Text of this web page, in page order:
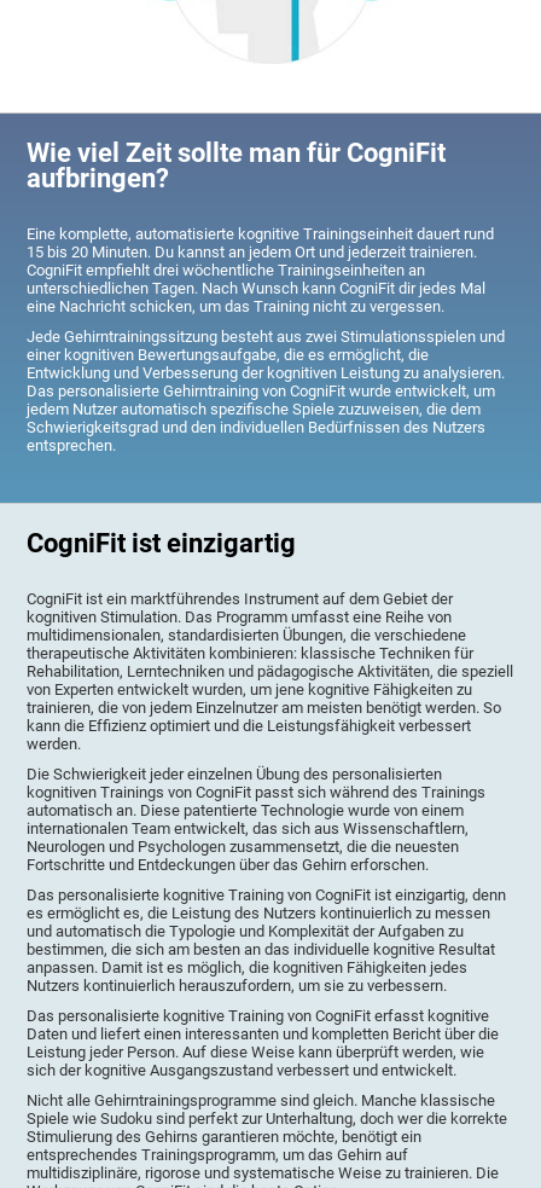
Wie viel Zeit sollte man für CogniFit
aufbringen?
Eine komplette, automatisierte kognitive Trainingseinheit dauert rund
15 bis 20 Minuten. Du kannst an jedem Ort und jederzeit trainieren.
CogniFit empfiehlt drei wöchentliche Trainingseinheiten an
unterschiedlichen Tagen. Nach Wunsch kann CogniFit dir jedes Mal
eine Nachricht schicken, um das Training nicht zu vergessen.
Jede Gehirntrainingssitzung besteht aus zwei Stimulationsspielen und
einer kognitiven Bewertungsaufgabe, die es ermöglicht, die
Entwicklung und Verbesserung der kognitiven Leistung zu analysieren.
Das personalisierte Gehirntraining von CogniFit wurde entwickelt, um
jedem Nutzer automatisch spezifische Spiele zuzuweisen, die dem
Schwierigkeitsgrad und den individuellen Bedürfnissen des Nutzers
entsprechen.
CogniFit ist einzigartig
CogniFit ist ein marktführendes Instrument auf dem Gebiet der
kognitiven Stimulation. Das Programm umfasst eine Reihe von
multidimensionalen, standardisierten Übungen, die verschiedene
therapeutische Aktivitäten kombinieren: klassische Techniken für
Rehabilitation, Lerntechniken und pädagogische Aktivitäten, die speziell
von Experten entwickelt wurden, um jene kognitive Fähigkeiten zu
trainieren, die von jedem Einzelnutzer am meisten benötigt werden. So
kann die Effizienz optimiert und die Leistungsfähigkeit verbessert
werden.
Die Schwierigkeit jeder einzelnen Übung des personalisierten
kognitiven Trainings von CogniFit passt sich während des Trainings
automatisch an. Diese patentierte Technologie wurde von einem
internationalen Team entwickelt, das sich aus Wissenschaftlern,
Neurologen und Psychologen zusammensetzt, die die neuesten
Fortschritte und Entdeckungen über das Gehirn erforschen.
Das personalisierte kognitive Training von CogniFit ist einzigartig, denn
es ermöglicht es, die Leistung des Nutzers kontinuierlich zu messen
und automatisch die Typologie und Komplexität der Aufgaben zu
bestimmen, die sich am besten an das individuelle kognitive Resultat
anpassen. Damit ist es möglich, die kognitiven Fähigkeiten jedes
Nutzers kontinuierlich herauszufordern, um sie zu verbessern.
Das personalisierte kognitive Training von CogniFit erfasst kognitive
Daten und liefert einen interessanten und kompletten Bericht über die
Leistung jeder Person. Auf diese Weise kann überprüft werden, wie
sich der kognitive Ausgangszustand verbessert und entwickelt.
Nicht alle Gehirntrainingsprogramme sind gleich. Manche klassische
Spiele wie Sudoku sind perfekt zur Unterhaltung, doch wer die korrekte
Stimulierung des Gehirns garantieren möchte, benötigt ein
entsprechendes Trainingsprogramm, um das Gehirn auf
multidisziplinäre, rigorose und systematische Weise zu trainieren. Die